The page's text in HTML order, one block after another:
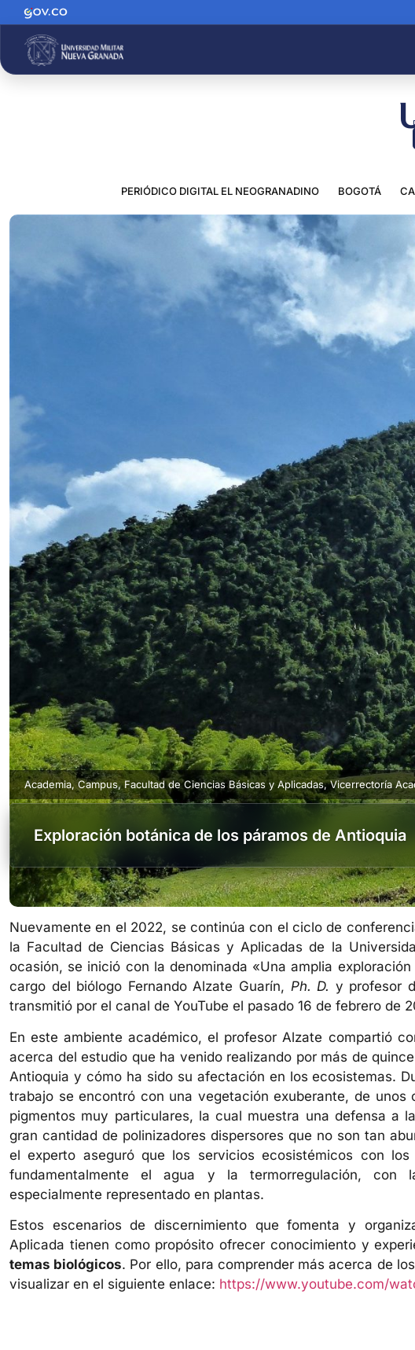
PERIÓDICO DIGITAL EL NEOGRANADINO BOGOTÁ
Academia,Campus,Facultad de Ciencias Básicas y Aplicadas,Vicerrectoría
Exploración botánica de los páramos de Antioquia
Nuevamente en el 2022, se continúa con el ciclo de
la Facultad de Ciencias Básicas y Aplicadas de la
ocasión, se inició con la denominada «Una amplia
cargo del biólogo Fernando Alzate Guarín, Ph. D. y profesor
transmitió por el canal de YouTube el pasado 16 de febrero de
En este ambiente académico, el profesor Alzate compartió
acerca del estudio que ha venido realizando por más de
Antioquia y cómo ha sido su afectación en los ecosistemas.
trabajo se encontró con una vegetación exuberante, de
pigmentos muy particulares, la cual muestra una defensa a
gran cantidad de polinizadores dispersores que no son tan
el experto aseguró que los servicios ecosistémicos con
fundamentalmente el agua y la termorregulación, con
especialmente representado en plantas.
Estos escenarios de discernimiento que fomenta y
Aplicada tienen como propósito ofrecer conocimiento y
temas biológicos. Por ello, para comprender más acerca de
visualizar en el siguiente enlace: https://www.youtube.com/